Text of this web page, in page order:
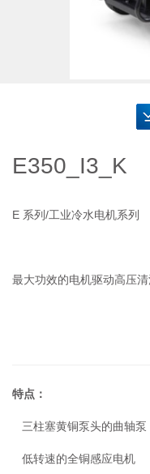
E350_I3_K
E 系列/工业冷水电机系列
最大功效的电机驱动高压
特点：
三柱塞黄铜泵头的曲轴泵
低转速的全铜感应电机